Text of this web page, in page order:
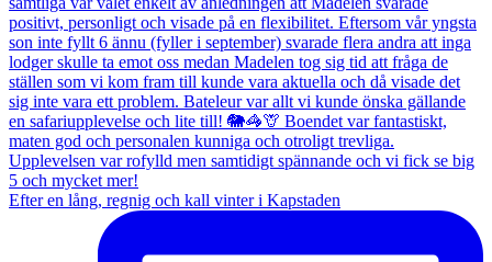
Efter en lång, regnig och kall vinter i Kapstaden